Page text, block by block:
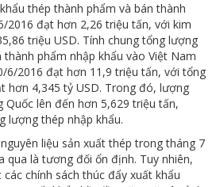
thép thành phẩm và bán thành
2016 đạt hơn 2,26 triệu tấn, với kim
triệu USD. Tính chung tổng lượng
phẩm nhập khẩu vào Việt Nam
6/2016 đạt hơn 11,9 triệu tấn, với tổng
hơn 4,345 tỷ USD. Trong đó, lượng
Quốc lên đến hơn 5,629 triệu tấn,
lượng thép nhập khẩu.
liệu sản xuất thép trong tháng 7
qua là tương đối ổn định. Tuy nhiên,
chính sách thúc đẩy xuất khẩu